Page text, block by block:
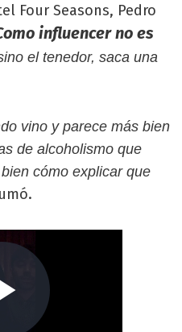
Four Seasons, Pedro
influencer no es
el tenedor, saca una
vino y parece más bien
de alcoholismo que
cómo explicar que